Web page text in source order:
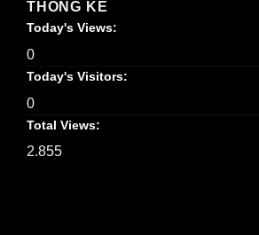
THỐNG KÊ
Today's Views:
0
Today's Visitors:
0
Total Views:
2.855